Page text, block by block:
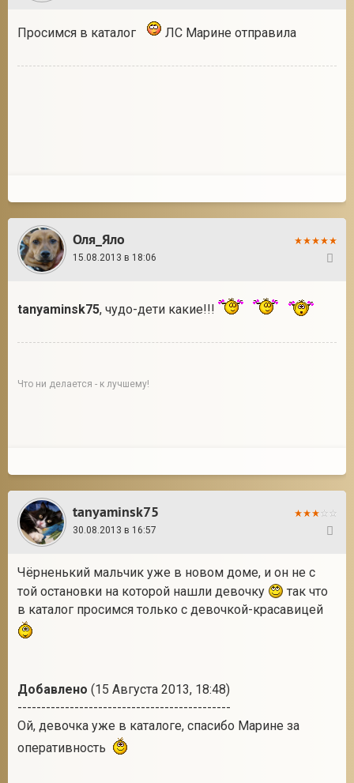
Просимся в каталог ЛС Марине отправила
Оля_Яло
15.08.2013 в 18:06
tanyaminsk75, чудо-дети какие!!!
Что ни делается - к лучшему!
tanyaminsk75
30.08.2013 в 16:57
Чёрненький мальчик уже в новом доме, и он не с
той остановки на которой нашли девочку
так что
в каталог просимся только с девочкой-красавицей
Добавлено (15 Августа 2013, 18:48)
---------------------------------------------
Ой, девочка уже в каталоге, спасибо Марине за
оперативность